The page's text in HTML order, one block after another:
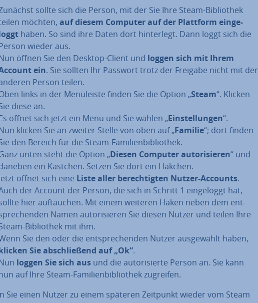
sollte sich die Person, mit der Sie Ihre Steam-Bi­blio­thek
möchten, auf diesem Computer auf der Plattform ein­ge­
haben. So sind ihre Daten dort hin­ter­legt. Dann loggt sich die
wieder aus.
öffnen Sie den Desktop-Client und loggen sich mit Ihrem
ein. Sie sollten Ihr Passwort trotz der Freigabe nicht mit der
Person teilen.
links in der Me­nü­leis­te finden Sie die Option „Steam“. Klicken
diese an.
öffnet sich jetzt ein Menü und Sie wählen „Ein­stel­lun­gen“.
klicken Sie an zweiter Stelle von oben auf „Familie“; dort finden
den Bereich für die Steam-Fa­mi­li­en­bi­blio­thek.
unten steht die Option „Diesen Computer au­to­ri­sie­ren“ und
ein Kästchen. Setzen Sie dort ein Häkchen.
öffnet sich eine Liste aller be­rech­tig­ten Nutzer-Accounts.
der Account der Person, die sich in Schritt 1 ein­ge­loggt hat,
hier auf­tau­chen. Mit einem weiteren Haken neben dem ent­
Namen au­to­ri­sie­ren Sie diesen Nutzer und teilen Ihre
Bi­blio­thek mit ihm.
Sie den oder die ent­spre­chen­den Nutzer aus­ge­wählt haben,
Sie ab­schlie­ßend auf „Ok“.
loggen Sie sich aus und die au­to­ri­sier­te Person an. Sie kann
auf Ihre Steam-Fa­mi­li­en­bi­blio­thek zugreifen.
Sie einen Nutzer zu einem späteren Zeitpunkt wieder vom Steam